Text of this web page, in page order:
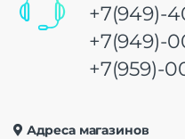
+7(949)-
+7(949)-
+7(959)-
Адреса магазинов